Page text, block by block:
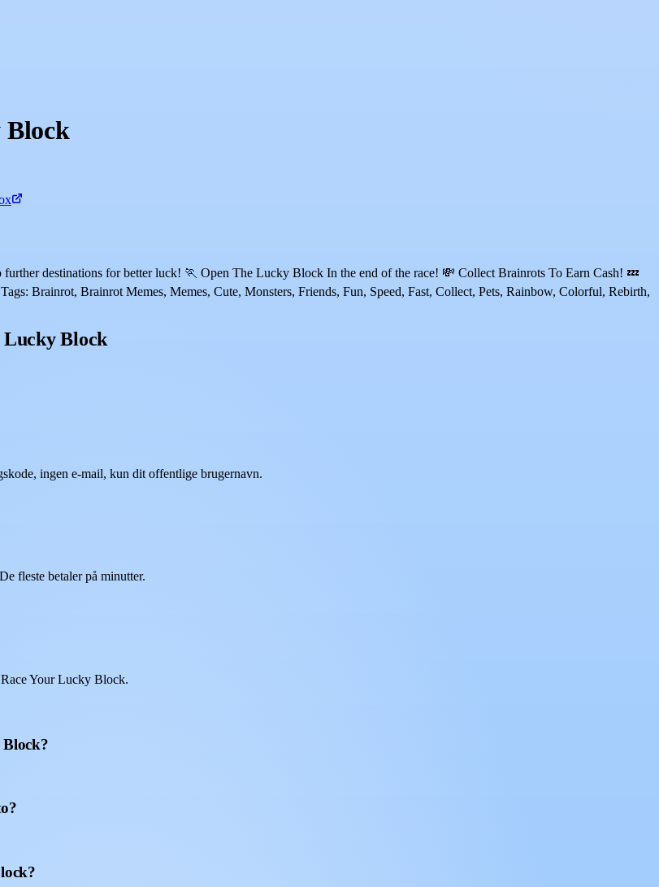
Block
destinations for better luck! 🏃 Open The Lucky Block In the end of the race! 💸 Collect Brainrots To Earn Cash! 💤
Brainrot, Brainrot Memes, Memes, Cute, Monsters, Friends, Fun, Speed, Fast, Collect, Pets, Rainbow, Colorful, Rebirth,
Lucky Block
ingen e-mail, kun dit offentlige brugernavn.
fleste betaler på minutter.
Your Lucky Block.